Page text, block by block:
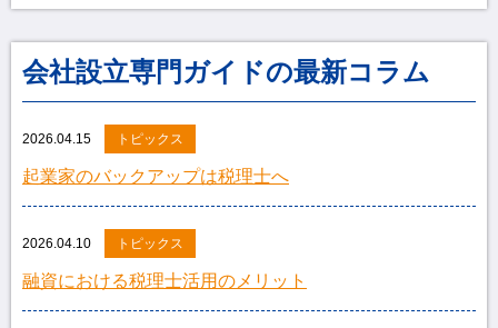
会社設立専門ガイドの最新コラム
2026.04.15 トピックス
起業家のバックアップは税理士へ
2026.04.10 トピックス
融資における税理士活用のメリット